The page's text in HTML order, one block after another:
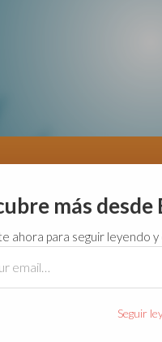
más desde
ahora para seguir leyendo
Seguir